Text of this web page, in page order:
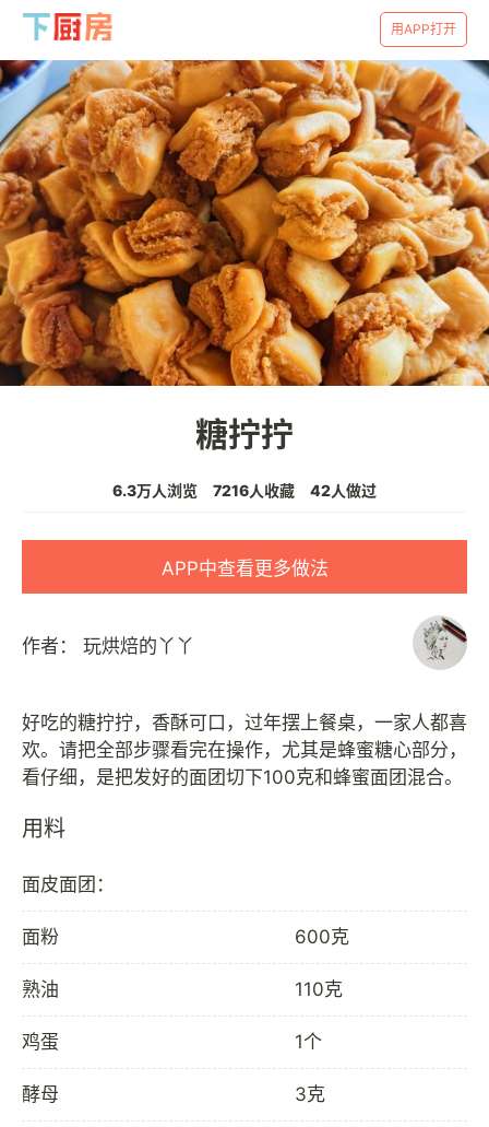
用APP打开
糖拧拧
6.3万人浏览 7216人收藏 42人做过
APP中查看更多做法
作者： 玩烘焙的丫丫
好吃的糖拧拧，香酥可口，过年摆上餐桌，一家人都喜
欢。请把全部步骤看完在操作，尤其是蜂蜜糖心部分，
用料
面皮面团：
面粉 600克
熟油 110克
鸡蛋 1个
酵母 3克